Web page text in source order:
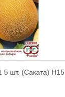
шт. (Саката) Н15